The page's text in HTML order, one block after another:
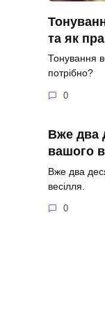
та як
Тонування
потрібно?
0
Вже два
вашого
Вже два
весілля.
0